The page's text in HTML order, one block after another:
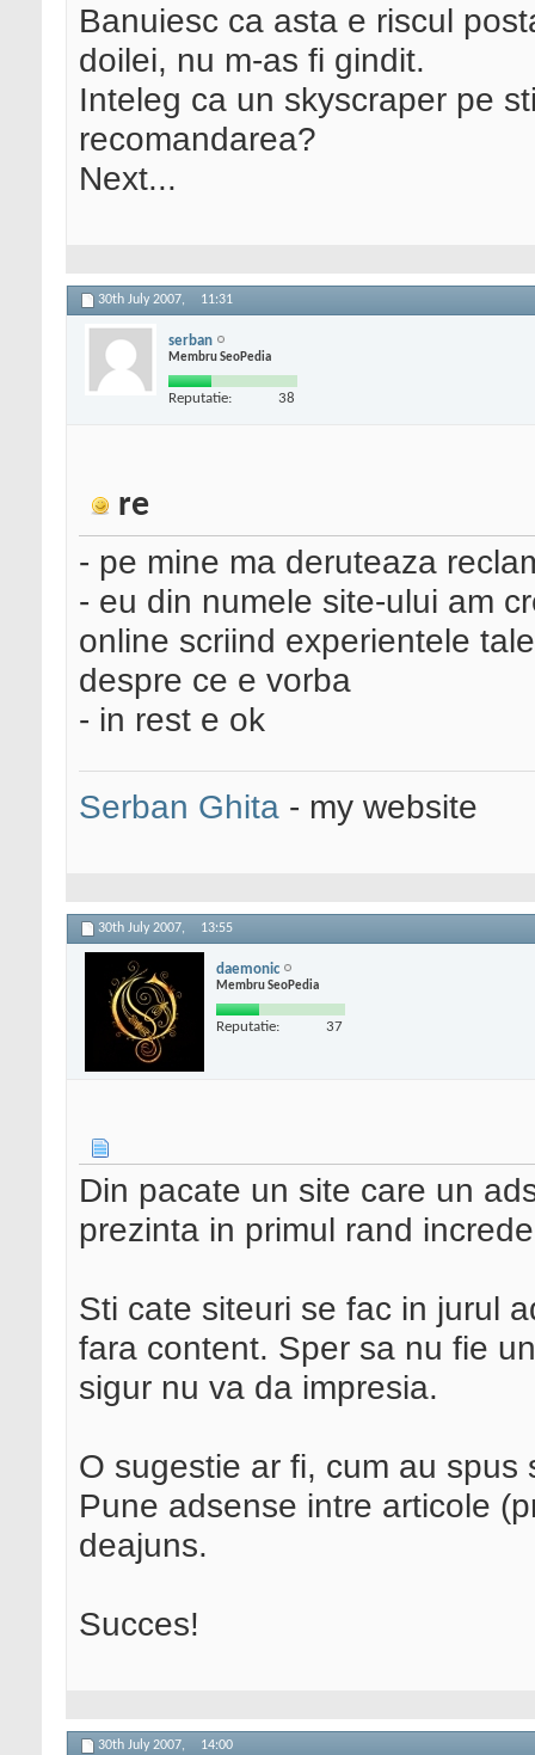
Banuiesc ca asta e riscul
doilei, nu m-as fi gindit.
Inteleg ca un skyscraper pe
recomandarea?
Next...
30th July 2007, 11:31
serban
Membru SeoPedia
Reputatie: 38
re
- pe mine ma deruteaza
- eu din numele site-ului am
online scriind experientele
despre ce e vorba
- in rest e ok
Serban Ghita - my website
30th July 2007, 13:55
daemonic
Membru SeoPedia
Reputatie: 37
Din pacate un site care un
prezinta in primul rand
Sti cate siteuri se fac in jurul
fara content. Sper sa nu fie
sigur nu va da impresia.
O sugestie ar fi, cum au
Pune adsense intre articole
deajuns.
Succes!
30th July 2007, 14:00